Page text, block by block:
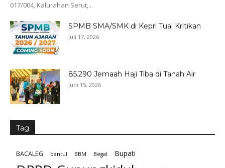
017/004, Kalurahan Serut,...
SPMB SMA/SMK di Kepri Tuai Kritikan
Juli 17, 2026
85.290 Jemaah Haji Tiba di Tanah Air
Juni 15, 2026
Tag
BACALEG bantul BBM Begal Bupati